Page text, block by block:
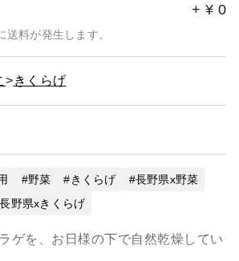
+ ¥ 0
送料が発生します。
きくらげ
野菜 きくらげ
長野県x野菜
長野県xきくらげ
ゲを、お日様の下で自然乾燥してい